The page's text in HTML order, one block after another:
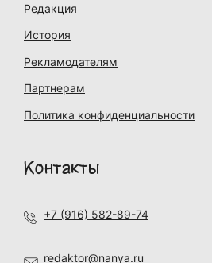
Редакция
История
Рекламодателям
Партнерам
Политика конфиденциальности
Контакты
+7 (916) 582-89-74
redaktor@nanya.ru